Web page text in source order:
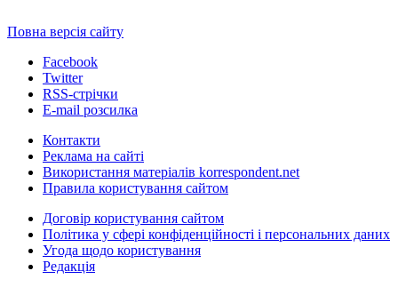
Повна версія сайту
Facebook
Twitter
RSS-стрічки
E-mail розсилка
Контакти
Реклама на сайті
Використання матеріалів korrespondent.net
Правила користування сайтом
Договір користування сайтом
Політика у сфері конфіденційності і персональних даних
Угода щодо користування
Редакція